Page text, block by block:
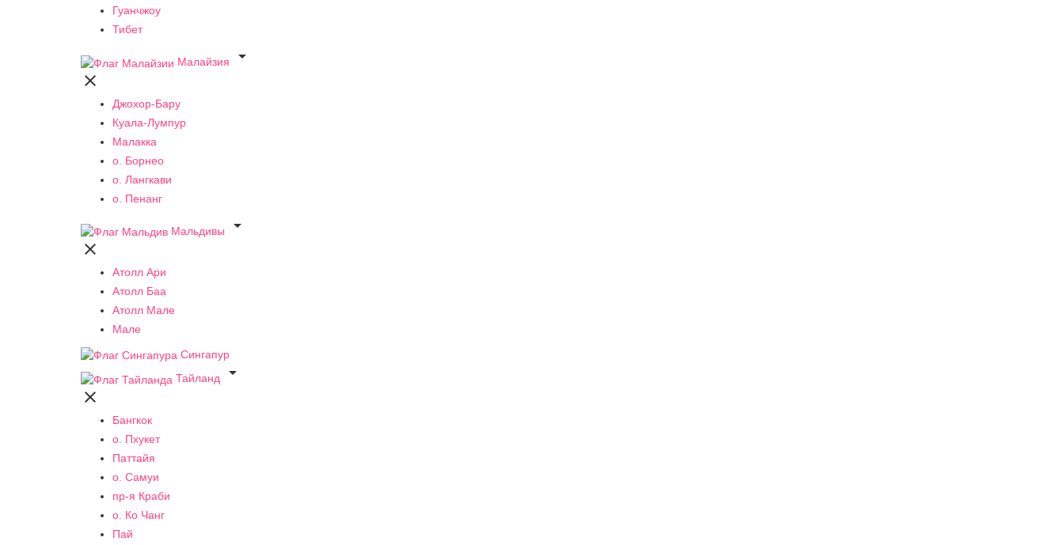
Гуанчжоу
Тибет
Малайзия


Джохор-Бару
Куала-Лумпур
Малакка
о. Борнео
о. Лангкави
о. Пенанг
Мальдивы


Атолл Ари
Атолл Баа
Атолл Мале
Мале
Сингапур
Тайланд


Бангкок
о. Пхукет
Паттайя
о. Самуи
пр-я Краби
о. Ко Чанг
Пай